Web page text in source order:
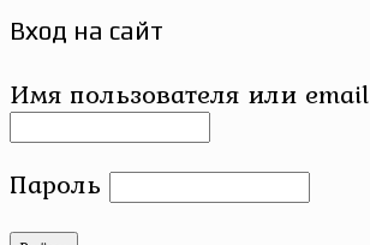
Вход на сайт
Имя пользователя или email
Пароль